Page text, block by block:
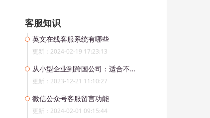
客服知识
英文在线客服系统有哪些
更新：2024-02-19 17:23:13
从小型企业到跨国公司：适合不同规模企业的客服软件推荐!
更新：2023-12-21 11:10:27
微信公众号客服留言功能
更新：2024-02-01 09:15:44